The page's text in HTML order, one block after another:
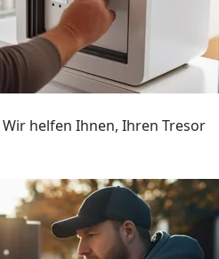
Wir helfen Ihnen, Ihren Tresor